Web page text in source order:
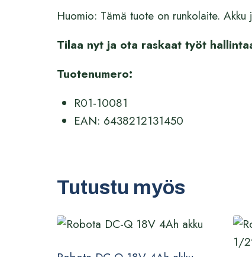
Huomio: Tämä tuote on runkolaite.
Tilaa nyt ja ota raskaat työt
Tuotenumero:
R01-10081
EAN: 6438212131450
Tutustu myös